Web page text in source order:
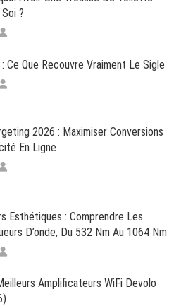
?
Ce Que Recouvre Vraiment Le Sigle
2026 : Maximiser Conversions
En Ligne
Esthétiques : Comprendre Les
D’onde, Du 532 Nm Au 1064 Nm
Amplificateurs WiFi Devolo